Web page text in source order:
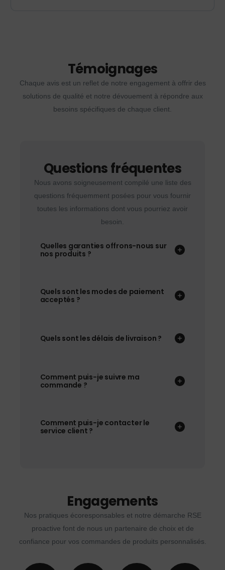
Témoignages
Chaque avis est un reflet de notre engagement à offrir des
solutions de qualité et notre dévouement à répondre aux
besoins spécifiques de chaque client.
Questions fréquentes
Nous avons soigneusement compilé une liste des
questions fréquemment posées pour vous fournir
toutes les informations dont vous pourriez avoir
besoin.
Quelles garanties offrons-nous sur
nos produits ?
Quels sont les modes de paiement
acceptés ?
Quels sont les délais de livraison ?
Comment puis-je suivre ma
commande ?
Comment puis-je contacter le
service client ?
Engagements
Nos pratiques écoresponsables et notre démarche RSE
proactive font de nous un partenaire de choix et de
confiance pour vos commandes de produits personnalisés.